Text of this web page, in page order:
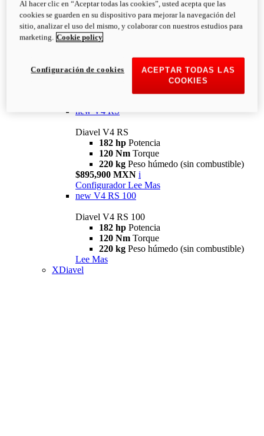
Diavel
V4
Diavel V4
126 NmTorque
223 kg
PESO HÚMEDO SIN
new V4 RS
Diavel V4 RS
182 hp Potencia
120 Nm Torque
220 kg Peso húmedo (sin combustible)
$895,900 MXN i
Configurador Lee Mas
new V4 RS 100
Diavel V4 RS 100
182 hp Potencia
120 Nm Torque
220 kg Peso húmedo (sin combustible)
Lee Mas
XDiavel
Al hacer clic en “Aceptar todas las cookies”, usted acepta que las
cookies se guarden en su dispositivo para mejorar la navegación del
sitio, analizar el uso del mismo, y colaborar con nuestros estudios para
marketing. Cookie policy
ACEPTAR TODAS LAS
COOKIES
Configuración de cookies